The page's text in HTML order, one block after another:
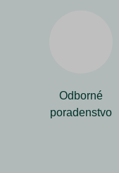
Odborné
poradenstvo